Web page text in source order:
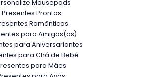
Mousepads
Presentes Prontos
Românticos
para Amigos(as)
para Aniversariantes
para Chá de Bebê
para Mães